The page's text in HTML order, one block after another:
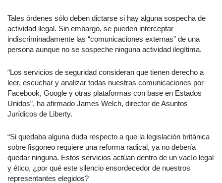
Tales órdenes sólo deben dictarse si hay alguna sospecha de
actividad ilegal. Sin embargo, se pueden interceptar
indiscriminadamente las “comunicaciones externas” de una
persona aunque no se sospeche ninguna actividad ilegítima.
“Los servicios de seguridad consideran que tienen derecho a
leer, escuchar y analizar todas nuestras comunicaciones por
Facebook, Google y otras plataformas con base en Estados
Unidos”, ha afirmado James Welch, director de Asuntos
Jurídicos de Liberty.
“Si quedaba alguna duda respecto a que la legislación británica
sobre fisgoneo requiere una reforma radical, ya no debería
quedar ninguna. Estos servicios actúan dentro de un vacío legal
y ético, ¿por qué este silencio ensordecedor de nuestros
representantes elegidos?